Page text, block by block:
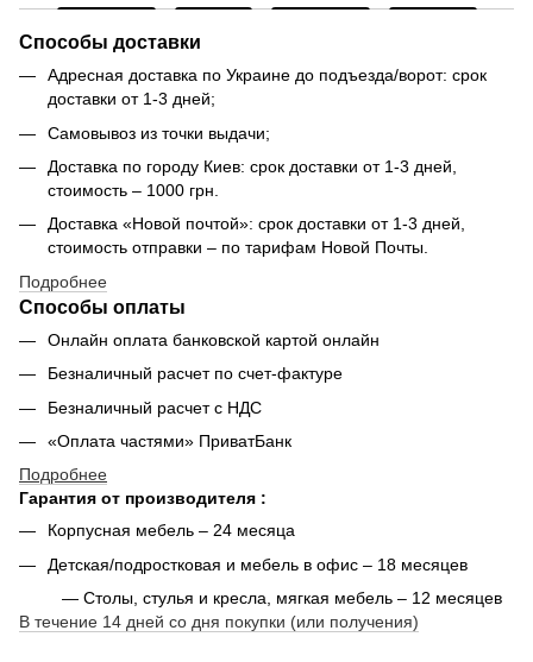
Способы доставки
Адресная доставка по Украине до подъезда/ворот: срок
доставки от 1-3 дней;
Самовывоз из точки выдачи;
Доставка по городу Киев: срок доставки от 1-3 дней,
стоимость – 1000 грн.
Доставка «Новой почтой»: срок доставки от 1-3 дней,
стоимость отправки – по тарифам Новой Почты.
Подробнее
Способы оплаты
Онлайн оплата банковской картой онлайн
Безналичный расчет по счет-фактуре
Безналичный расчет с НДС
«Оплата частями» ПриватБанк
Подробнее
Гарантия от производителя :
Корпусная мебель – 24 месяца
Детская/подростковая и мебель в офис – 18 месяцев
— Столы, стулья и кресла, мягкая мебель – 12 месяцев
В течение 14 дней со дня покупки (или получения)